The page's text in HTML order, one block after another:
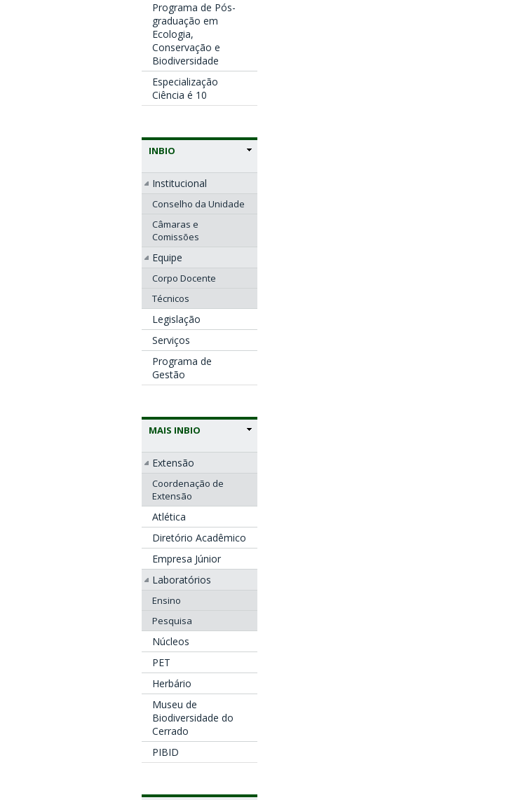
Programa de Pós-
graduação em
Ecologia,
Conservação e
Biodiversidade
Especialização
Ciência é 10
INBIO
Institucional
Conselho da Unidade
Câmaras e
Comissões
Equipe
Corpo Docente
Técnicos
Legislação
Serviços
Programa de
Gestão
MAIS INBIO
Extensão
Coordenação de
Extensão
Atlética
Diretório Acadêmico
Empresa Júnior
Laboratórios
Ensino
Pesquisa
Núcleos
PET
Herbário
Museu de
Biodiversidade do
Cerrado
PIBID